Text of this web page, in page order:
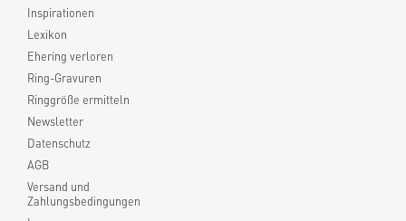
Inspirationen
Lexikon
Ehering verloren
Ring-Gravuren
Ringgröße ermitteln
Newsletter
Datenschutz
AGB
Versand und
Zahlungsbedingungen